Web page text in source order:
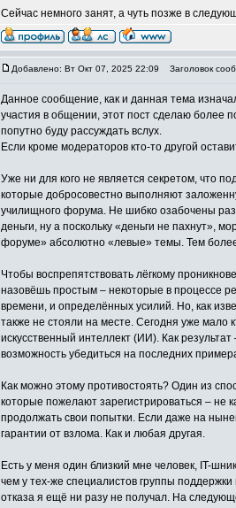
Сейчас немного занят, а чуть позже в
Добавлено: Вт Окт 07, 2025 22:09 Заголовок
Данное сообщение, как и данная тема
участия в общении, этот пост сделаю более
попутно буду рассуждать вслух.
Если кроме модераторов кто-то другой
Уже ни для кого не является секретом, что
которые добросовестно выполняют
училищного форума. Не шибко озабочены
деньги, ну а поскольку «деньги не пахнут»,
форуме» абсолютно «левые» темы. Тем
Чтобы воспрепятствовать лёгкому
назовёшь простым – некоторые в процессе
времени, и определённых усилий. Но, как
также не стояли на месте. Сегодня уже мало
искусственный интеллект (ИИ). Как
возможность убедиться на последних
Как можно этому противостоять? Один из
которые пожелают зарегистрироваться – не
продолжать свои попытки. Если даже на
гарантии от взлома. Как и любая другая.
Есть у меня один близкий мне человек, IT-
чем у тех-же специалистов группы
отказа я ещё ни разу не получал. На